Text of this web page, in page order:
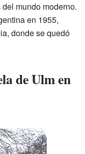
mundo moderno.
en 1955,
donde se quedó
de Ulm en